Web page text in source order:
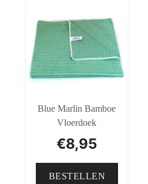
Blue Marlin Bamboe
Vloerdoek
€8,95
BESTELLEN